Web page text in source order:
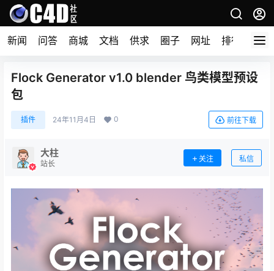
新闻 问答 商城 文档 供求 圈子 网址 排行榜
Flock Generator v1.0 blender 鸟类模型预设
包
插件 24年11月4日 0 前往下载
大柱
站长
关注 私信